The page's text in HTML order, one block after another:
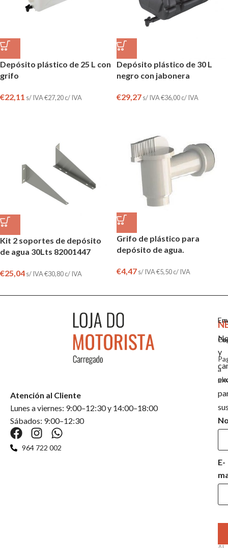
Depósito plástico de 25 L con
grifo
€22,11 s/ IVA€27,20c/ IVA
Depósito plástico de 30 L
negro con jabonera
€29,27s/ IVA€36,00c/ IVA
Kit 2 soportes de depósito
de agua 30Lts 82001447
€25,04s/ IVA€30,80c/ IVA
Grifo de plástico para
depósito de agua.
€4,47s/ IVA€5,50c/ IVA
a
Atención al Cliente
Lunes a viernes: 9:00–12:30 y 14:00–18:00
Sábados: 9:00–12:30
964 722 002
y
E-